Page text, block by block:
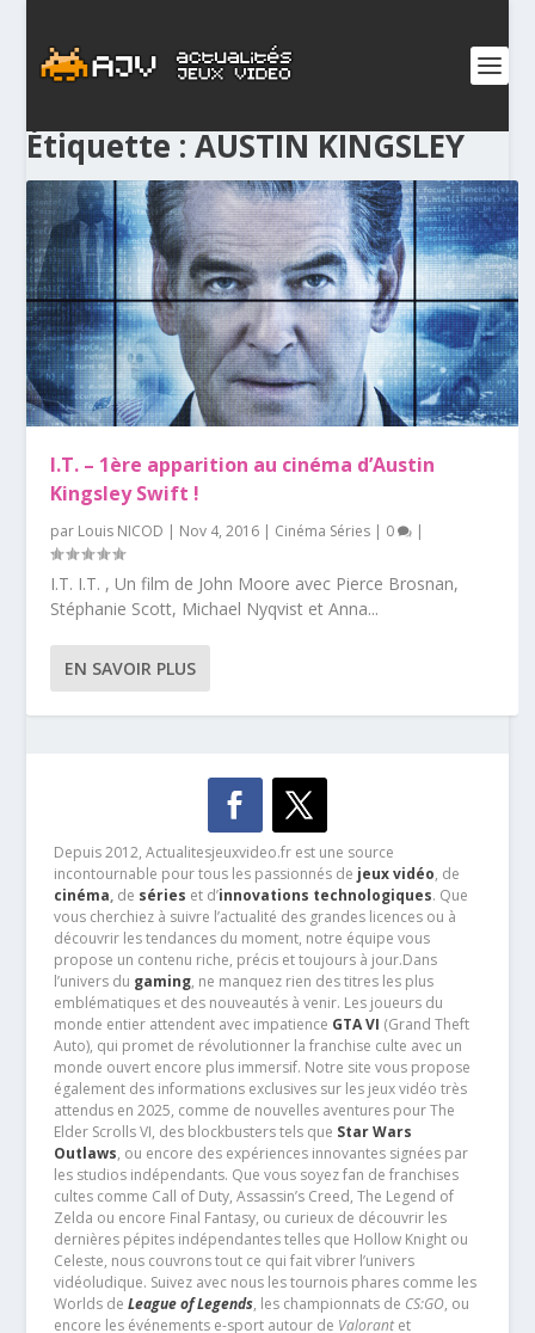
Étiquette :AUSTIN KINGSLEY
I.T. – 1ère apparition au cinéma d’Austin
Kingsley Swift !
par Louis NICOD | Nov 4, 2016 | Cinéma Séries | 0 |
I.T. I.T. , Un film de John Moore avec Pierce Brosnan,
Stéphanie Scott, Michael Nyqvist et Anna...
EN SAVOIR PLUS
Depuis 2012, Actualitesjeuxvideo.fr est une source
incontournable pour tous les passionnés de jeux vidéo, de
cinéma,de séries et d’innovations technologiques. Que
vous cherchiez à suivre l’actualité des grandes licences ou à
découvrir les tendances du moment, notre équipe vous
propose un contenu riche, précis et toujours à jour.Dans
l’univers du gaming, ne manquez rien des titres les plus
emblématiques et des nouveautés à venir. Les joueurs du
monde entier attendent avec impatience GTA VI (Grand Theft
Auto), qui promet de révolutionner la franchise culte avec un
monde ouvert encore plus immersif. Notre site vous propose
également des informations exclusives sur les jeux vidéo très
attendus en 2025, comme de nouvelles aventures pour The
Elder Scrolls VI, des blockbusters tels que Star Wars
Outlaws, ou encore des expériences innovantes signées par
les studios indépendants. Que vous soyez fan de franchises
cultes comme Call of Duty, Assassin’s Creed, The Legend of
Zelda ou encore Final Fantasy, ou curieux de découvrir les
dernières pépites indépendantes telles que Hollow Knight ou
Celeste, nous couvrons tout ce qui fait vibrer l’univers
vidéoludique. Suivez avec nous les tournois phares comme les
Worlds de League of Legends, les championnats de CS:GO, ou
encore les événements e-sport autour de Valorantet